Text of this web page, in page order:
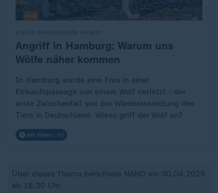
:
Angriff in Hamburg: Warum uns
Wölfe näher kommen
In Hamburg wurde eine Frau in einer
Einkaufspassage von einem Wolf verletzt - der
erste Zwischenfall seit der Wiederansiedlung des
Tiers in Deutschland. Wieso griff der Wolf an?
mit Video 1:41
FAQ
Über dieses Thema berichtete NANO am 30.04.2026
ab 18:30 Uhr.